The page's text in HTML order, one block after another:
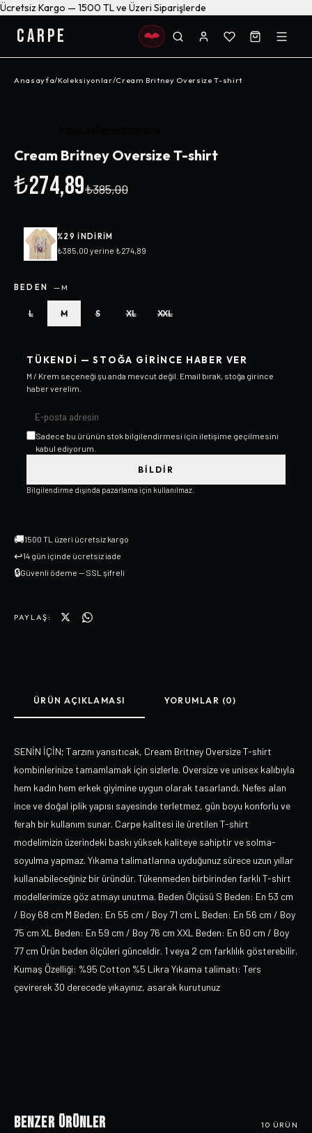
Ücretsiz Kargo — 1500 TL ve Üzeri Siparişlerde
CARPE
Anasayfa/Koleksiyonlar/Cream Britney Oversize T-shirt
Cream Britney Oversize T-shirt
₺274,89₺385,00
%29 INDIRIM
₺385,00 yerine ₺274,89
BEDEN — M
L M S XL XXL
TÜKENDI — STOĞA GIRINCE HABER VER
M / Krem seçeneği şu anda mevcut değil. Email bırak, stoğa girince
haber verelim.
Sadece bu ürünün stok bilgilendirmesi için iletişime geçilmesini
kabul ediyorum.
BILDIR
Bilgilendirme dışında pazarlama için kullanılmaz.
🚚1500 TL üzeri ücretsiz kargo
↩14 gün içinde ücretsiz iade
🔒Güvenli ödeme — SSL şifreli
PAYLAŞ:
ÜRÜN AÇIKLAMASI YORUMLAR (0)
SENİN İÇİN; Tarzını yansıtıcak, Cream Britney Oversize T-shirt
kombinlerinize tamamlamak için sizlerle. Oversize ve unisex kalıbıyla
hem kadın hem erkek giyimine uygun olarak tasarlandı. Nefes alan
ince ve doğal iplik yapısı sayesinde terletmez, gün boyu konforlu ve
ferah bir kullanım sunar. Carpe kalitesi ile üretilen T-shirt
modelimizin üzerindeki baskı yüksek kaliteye sahiptir ve solma-
soyulma yapmaz. Yıkama talimatlarına uyduğunuz sürece uzun yıllar
kullanabileceğiniz bir üründür. Tükenmeden birbirinden farklı T-shirt
modellerimize göz atmayı unutma. Beden Ölçüsü S Beden: En 53 cm
/ Boy 68 cm M Beden: En 55 cm / Boy 71 cm L Beden: En 56 cm / Boy
75 cm XL Beden: En 59 cm / Boy 76 cm XXL Beden: En 60 cm / Boy
77 cm Ürün beden ölçüleri günceldir. 1 veya 2 cm farklılık gösterebilir.
Kumaş Özelliği: %95 Cotton %5 Likra Yıkama talimatı: Ters
çevirerek 30 derecede yıkayınız, asarak kurutunuz
Benzer Ürünler 10 ÜRÜN